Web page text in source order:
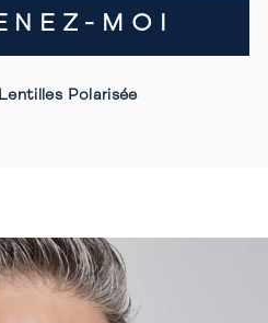
MOI
Polarisée